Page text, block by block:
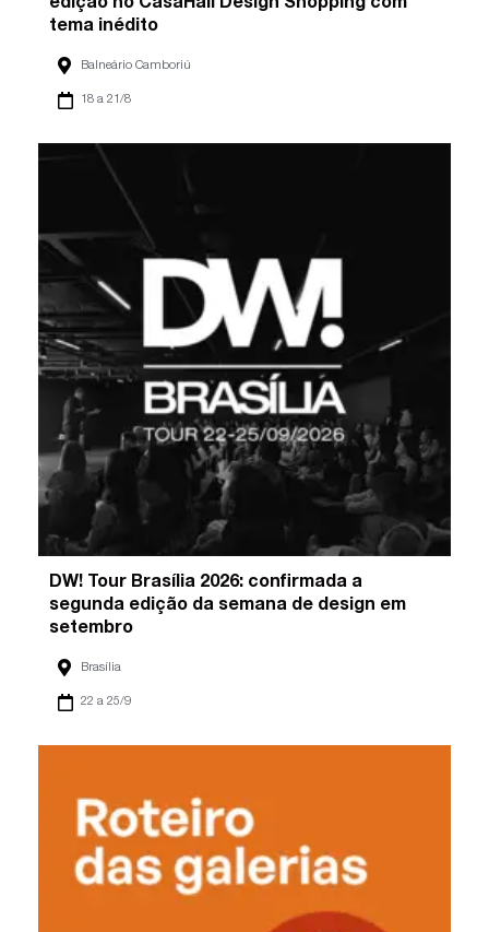
edição no CasaHall Design Shopping com
tema inédito
Balneário Camboriú
18 a 21/8
DW! Tour Brasília 2026: confirmada a
segunda edição da semana de design em
setembro
Brasília
22 a 25/9